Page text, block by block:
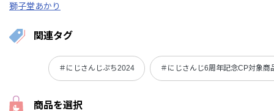
獅子堂あかり
関連タグ
＃にじさんじぷち2024 ＃にじさんじ6周年記念CP対象商
商品を選択